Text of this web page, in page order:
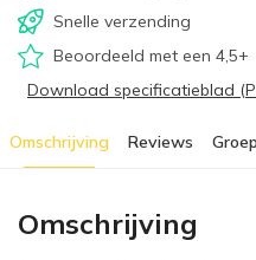
Snelle verzending
Beoordeeld met een 4,5+
Download specificatieblad
Omschrijving Reviews
Omschrijving